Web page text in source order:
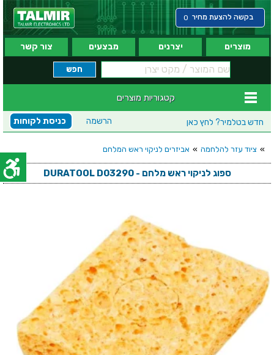
בקשה להצעת מחיר 0
מוצרים יצרנים מבצעים צור קשר
קטגוריות מוצרים
חדש בטלמיר? לחץ כאן כניסת לקוחות הרשמה
» ציוד עזר להלחמה » אביזרים לניקוי ראש המלחם
ספוג לניקוי ראש מלחם - DURATOOL D03290